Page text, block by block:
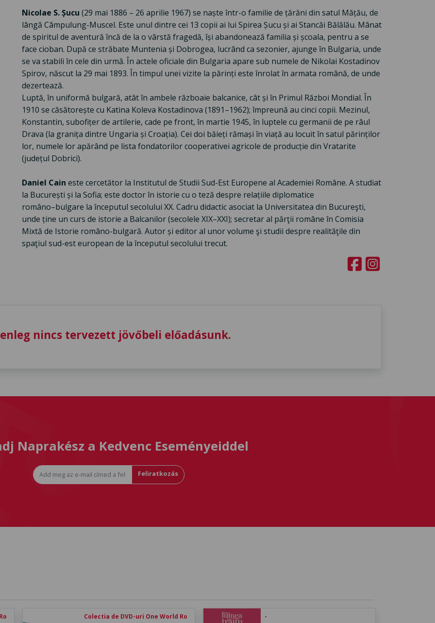
Nicolae S. Șucu (29 mai 1886 – 26 aprilie 1967) se naște într-o familie de țărăni din satul Mățău, de
lângă Câmpulung-Muscel. Este unul dintre cei 13 copii ai lui Spirea Șucu și ai Stancăi Bălălău. Mânat
de spiritul de aventură încă de la o vârstă fragedă, își abandonează familia și școala, pentru a se
face cioban. După ce străbate Muntenia și Dobrogea, lucrând ca sezonier, ajunge în Bulgaria, unde
se va stabili în cele din urmă. În actele oficiale din Bulgaria apare sub numele de Nikolai Kostadinov
Spirov, născut la 29 mai 1893. În timpul unei vizite la părinți este înrolat în armata română, de unde
dezertează.
Luptă, în uniformă bulgară, atât în ambele războaie balcanice, cât și în Primul Război Mondial. În
1910 se căsătorește cu Katina Koleva Kostadinova (1891–1962); împreună au cinci copii. Mezinul,
Konstantin, subofițer de artilerie, cade pe front, în martie 1945, în luptele cu germanii de pe râul
Drava (la granița dintre Ungaria și Croația). Cei doi băieți rămași în viață au locuit în satul părinților
lor, numele lor apărând pe lista fondatorilor cooperativei agricole de producție din Vratarite
(județul Dobrici).
Daniel Cain este cercetător la Institutul de Studii Sud-Est Europene al Academiei Române. A studiat
la București și la Sofia; este doctor în istorie cu o teză despre relațiile diplomatice
româno–bulgare la începutul secolului XX. Cadru didactic asociat la Universitatea din Bucureşti,
unde ține un curs de istorie a Balcanilor (secolele XIX–XXI); secretar al părţii române în Comisia
Mixtă de Istorie româno-bulgară. Autor și editor al unor volume şi studii despre realităţile din
spaţiul sud-est european de la începutul secolului trecut.
nincs tervezett jövőbeli előadásunk.
Naprakész a Kedvenc Eseményeiddel
Feliratkozás
Colectia de DVD-uri One World Ro -